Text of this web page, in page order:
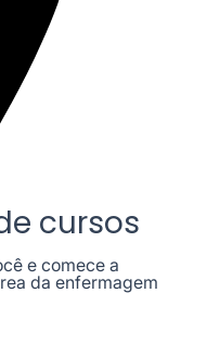
cursos
e comece a
da enfermagem